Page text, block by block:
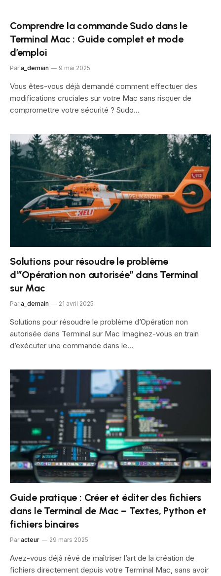
Comprendre la commande Sudo dans le
Terminal Mac : Guide complet et mode
d’emploi
Par a_demain 9 mai 2025
Vous êtes-vous déjà demandé comment effectuer des
modifications cruciales sur votre Mac sans risquer de
compromettre votre sécurité ? Sudo…
Solutions pour résoudre le problème
d'”Opération non autorisée” dans Terminal
sur Mac
Par a_demain 21 avril 2025
Solutions pour résoudre le problème d’Opération non
autorisée dans Terminal sur Mac Imaginez-vous en train
d’exécuter une commande dans le…
Guide pratique : Créer et éditer des fichiers
dans le Terminal de Mac – Textes, Python et
fichiers binaires
Par acteur 29 mars 2025
Avez-vous déjà rêvé de maîtriser l’art de la création de
fichiers directement depuis votre Terminal Mac, sans avoir